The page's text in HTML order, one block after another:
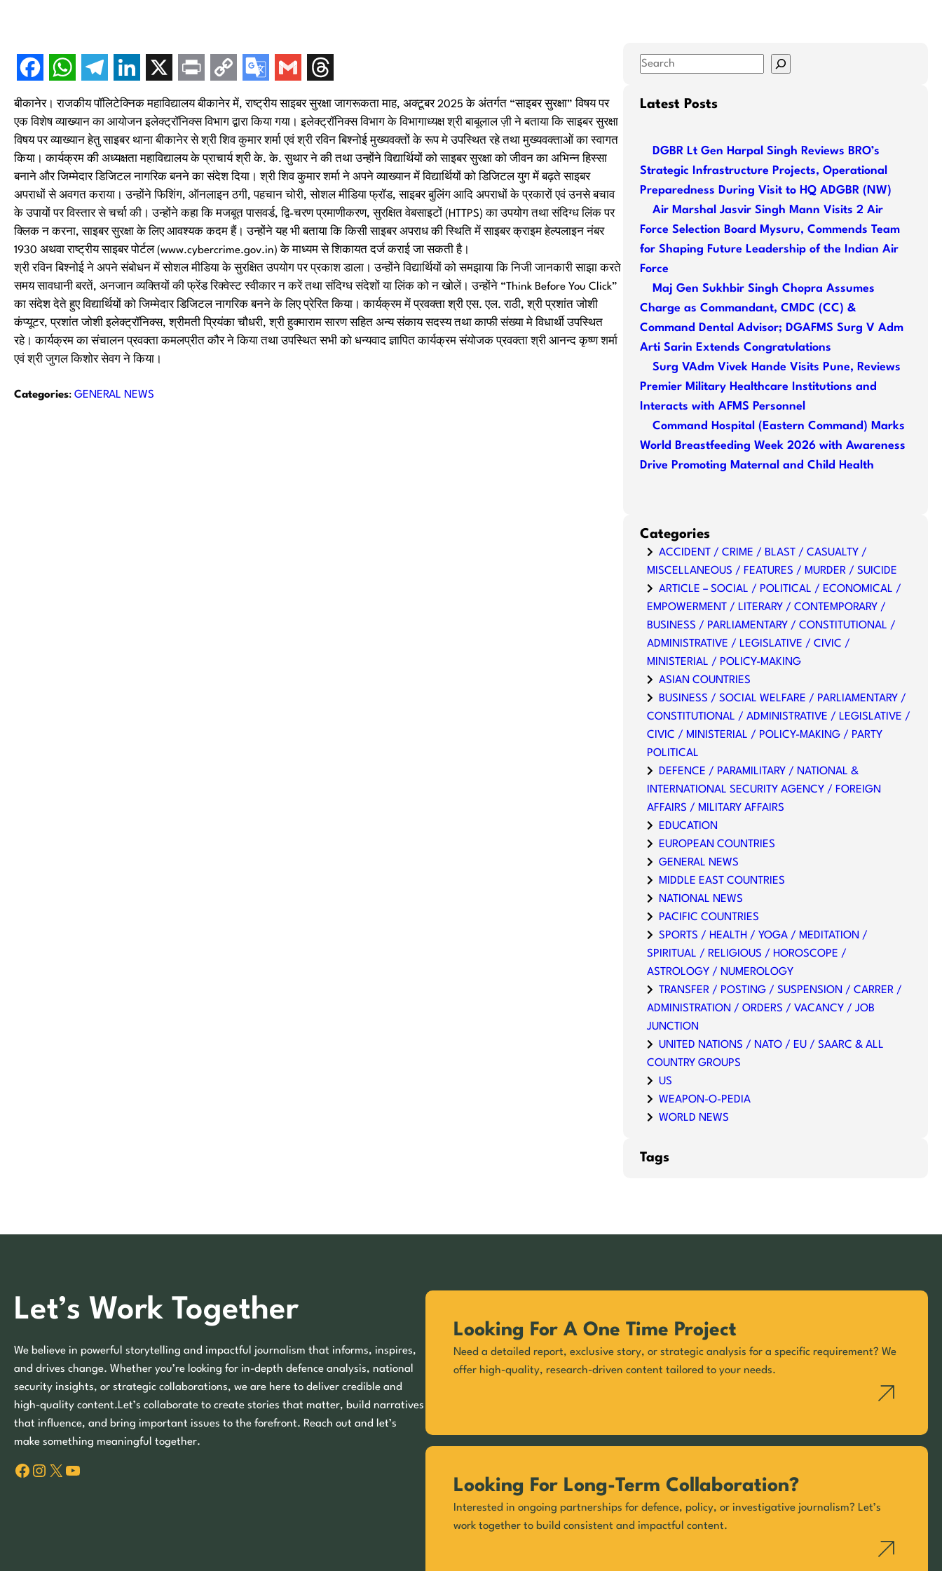
बीकानेर। राजकीय पॉलिटेक्निक महाविद्यालय बीकानेर में, राष्ट्रीय साइबर सुरक्षा जागरूकता माह, अक्टूबर 2025 के अंतर्गत “साइबर सुरक्षा” विषय पर
एक विशेष व्याख्यान का आयोजन इलेक्ट्रॉनिक्स विभाग द्वारा किया गया। इलेक्ट्रॉनिक्स विभाग के विभागाध्यक्ष श्री बाबूलाल ज़ी ने बताया कि साइबर सुरक्षा
विषय पर व्याख्यान हेतु साइबर थाना बीकानेर से श्री शिव कुमार शर्मा एवं श्री रविन बिश्नोई मुख्यवक्तों के रूप मे उपस्थित रहे तथा मुख्यवक्ताओं का स्वागत
किया। कार्यक्रम की अध्यक्षता महाविद्यालय के प्राचार्य श्री के. के. सुथार ने की तथा उन्होंने विद्यार्थियों को साइबर सुरक्षा को जीवन का अभिन्न हिस्सा
बनाने और जिम्मेदार डिजिटल नागरिक बनने का संदेश दिया। श्री शिव कुमार शर्मा ने अपने व्याख्यान में विद्यार्थियों को डिजिटल युग में बढ़ते साइबर
अपराधों से अवगत कराया। उन्होंने फिशिंग, ऑनलाइन ठगी, पहचान चोरी, सोशल मीडिया फ्रॉड, साइबर बुलिंग आदि अपराधों के प्रकारों एवं उनसे बचाव
के उपायों पर विस्तार से चर्चा की। उन्होंने कहा कि मजबूत पासवर्ड, द्वि-चरण प्रमाणीकरण, सुरक्षित वेबसाइटों (HTTPS) का उपयोग तथा संदिग्ध लिंक पर
क्लिक न करना, साइबर सुरक्षा के लिए आवश्यक कदम हैं। उन्होंने यह भी बताया कि किसी साइबर अपराध की स्थिति में साइबर क्राइम हेल्पलाइन नंबर
1930 अथवा राष्ट्रीय साइबर पोर्टल (www.cybercrime.gov.in) के माध्यम से शिकायत दर्ज कराई जा सकती है।
श्री रविन बिश्नोई ने अपने संबोधन में सोशल मीडिया के सुरक्षित उपयोग पर प्रकाश डाला। उन्होंने विद्यार्थियों को समझाया कि निजी जानकारी साझा करते
समय सावधानी बरतें, अनजान व्यक्तियों की फ्रेंड रिक्वेस्ट स्वीकार न करें तथा संदिग्ध संदेशों या लिंक को न खोलें। उन्होंने “Think Before You Click”
का संदेश देते हुए विद्यार्थियों को जिम्मेदार डिजिटल नागरिक बनने के लिए प्रेरित किया। कार्यक्रम में प्रवक्ता श्री एस. एल. राठी, श्री प्रशांत जोशी
कंप्यूटर, प्रशांत जोशी इलेक्ट्रॉनिक्स, श्रीमती प्रियंका चौधरी, श्री हुक्माराम सारण सहित अन्य संकाय सदस्य तथा काफी संख्या मे विधार्थी उपस्थित
रहे। कार्यक्रम का संचालन प्रवक्ता कमलप्रीत कौर ने किया तथा उपस्थित सभी को धन्यवाद ज्ञापित कार्यक्रम संयोजक प्रवक्ता श्री आनन्द कृष्ण शर्मा
एवं श्री जुगल किशोर सेवग ने किया।
Categories: GENERAL NEWS
S
aLatest Posts
DGBR Lt Gen Harpal Singh Reviews BRO’s
Strategic Infrastructure Projects, Operational
Preparedness During Visit to HQ ADGBR (NW)
Air Marshal Jasvir Singh Mann Visits 2 Air
Force Selection Board Mysuru, Commends Team
for Shaping Future Leadership of the Indian Air
Force
Maj Gen Sukhbir Singh Chopra Assumes
Charge as Commandant, CMDC (CC) &
Command Dental Advisor; DGAFMS Surg V Adm
Arti Sarin Extends Congratulations
Surg VAdm Vivek Hande Visits Pune, Reviews
Premier Military Healthcare Institutions and
Interacts with AFMS Personnel
Command Hospital (Eastern Command) Marks
World Breastfeeding Week 2026 with Awareness
Drive Promoting Maternal and Child Health
Categories
ACCIDENT / CRIME / BLAST / CASUALTY /
MISCELLANEOUS / FEATURES / MURDER / SUICIDE
ARTICLE – SOCIAL / POLITICAL / ECONOMICAL /
EMPOWERMENT / LITERARY / CONTEMPORARY /
BUSINESS / PARLIAMENTARY / CONSTITUTIONAL /
ADMINISTRATIVE / LEGISLATIVE / CIVIC /
MINISTERIAL / POLICY-MAKING
ASIAN COUNTRIES
BUSINESS / SOCIAL WELFARE / PARLIAMENTARY /
CONSTITUTIONAL / ADMINISTRATIVE / LEGISLATIVE /
CIVIC / MINISTERIAL / POLICY-MAKING / PARTY
POLITICAL
DEFENCE / PARAMILITARY / NATIONAL &
INTERNATIONAL SECURITY AGENCY / FOREIGN
AFFAIRS / MILITARY AFFAIRS
EDUCATION
EUROPEAN COUNTRIES
GENERAL NEWS
MIDDLE EAST COUNTRIES
NATIONAL NEWS
PACIFIC COUNTRIES
SPORTS / HEALTH / YOGA / MEDITATION /
SPIRITUAL / RELIGIOUS / HOROSCOPE /
ASTROLOGY / NUMEROLOGY
TRANSFER / POSTING / SUSPENSION / CARRER /
ADMINISTRATION / ORDERS / VACANCY / JOB
JUNCTION
UNITED NATIONS / NATO / EU / SAARC & ALL
COUNTRY GROUPS
US
WEAPON-O-PEDIA
WORLD NEWS
Tags
Let’s Work Together
We believe in powerful storytelling and impactful journalism that informs, inspires,
and drives change. Whether you’re looking for in-depth defence analysis, national
security insights, or strategic collaborations, we are here to deliver credible and
high-quality content.Let’s collaborate to create stories that matter, build narratives
that influence, and bring important issues to the forefront. Reach out and let’s
make something meaningful together.
Facebook Instagram X YouTube
Looking For A One Time Project
Need a detailed report, exclusive story, or strategic analysis for a specific requirement? We
offer high-quality, research-driven content tailored to your needs.
Looking For Long-Term Collaboration?
Interested in ongoing partnerships for defence, policy, or investigative journalism? Let’s
work together to build consistent and impactful content.